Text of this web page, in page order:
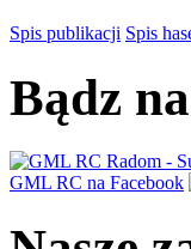
Spis publikacji Spis
Bądz
GML RC na Facebook